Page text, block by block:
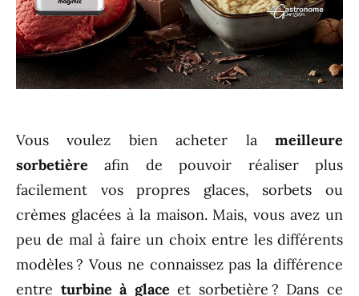
Vous voulez bien acheter la meilleure
sorbetièreafin de pouvoir réaliser plus
facilement vos propres glaces, sorbets ou
crèmes glacées à la maison. Mais, vous avez un
peu de mal à faire un choix entre les différents
modèles ? Vous ne connaissez pas la différence
entre turbine à glaceet sorbetière ? Dans ce